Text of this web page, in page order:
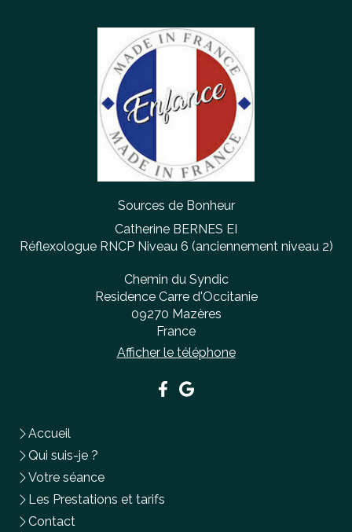
Sources de Bonheur
Catherine BERNES EI
Réflexologue RNCP Niveau 6 (anciennement niveau 2)
Chemin du Syndic
Residence Carre d'Occitanie
09270 Mazères
France
Afficher le téléphone
Accueil
Qui suis-je ?
Votre séance
Les Prestations et tarifs
Contact